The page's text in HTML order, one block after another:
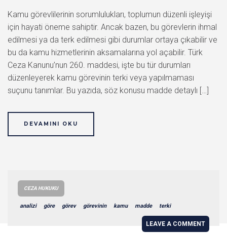
Kamu görevlilerinin sorumlulukları, toplumun düzenli işleyişi
için hayati öneme sahiptir. Ancak bazen, bu görevlerin ihmal
edilmesi ya da terk edilmesi gibi durumlar ortaya çıkabilir ve
bu da kamu hizmetlerinin aksamalarına yol açabilir. Türk
Ceza Kanunu’nun 260. maddesi, işte bu tür durumları
düzenleyerek kamu görevinin terki veya yapılmaması
suçunu tanımlar. Bu yazıda, söz konusu madde detaylı […]
DEVAMINI OKU
CEZA HUKUKU
analizi göre görev görevinin kamu madde terki
LEAVE A COMMENT